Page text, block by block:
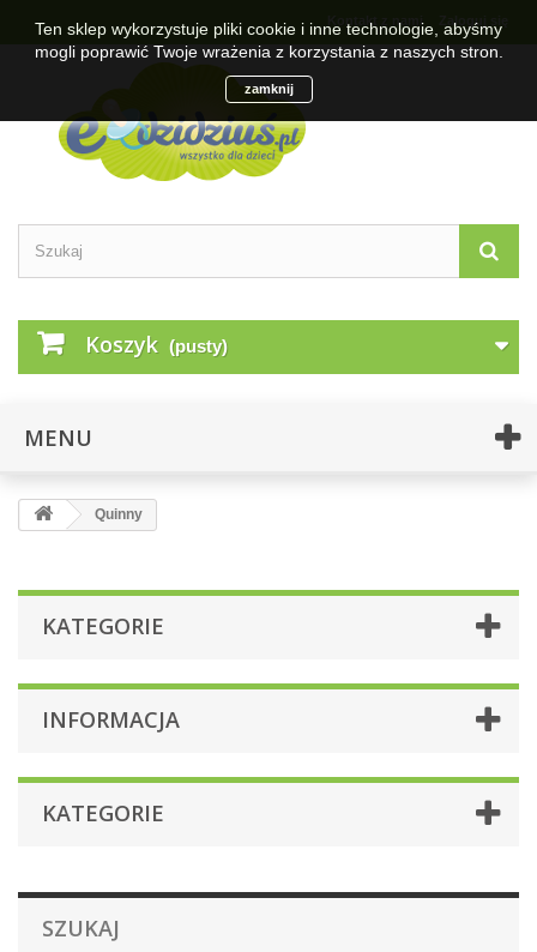
Zaloguj się
Kontakt z nami
Koszyk (pusty)
MENU
Quinny
KATEGORIE
INFORMACJA
KATEGORIE
SZUKAJ
Ten sklep wykorzystuje pliki cookie i inne technologie, abyśmy
mogli poprawić Twoje wrażenia z korzystania z naszych stron.
zamknij